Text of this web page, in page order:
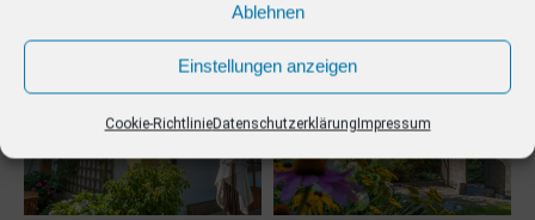
Ablehnen
Einstellungen anzeigen
Cookie-RichtlinieDatenschutzerklärungImpressum